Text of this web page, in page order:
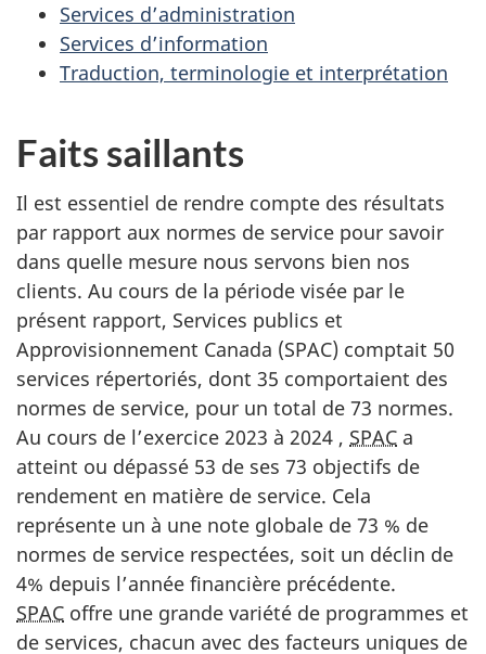
Services d’administration
Services d’information
Traduction, terminologie et interprétation
Faits saillants
Il est essentiel de rendre compte des résultats
par rapport aux normes de service pour savoir
dans quelle mesure nous servons bien nos
clients. Au cours de la période visée par le
présent rapport, Services publics et
Approvisionnement Canada (SPAC) comptait 50
services répertoriés, dont 35 comportaient des
normes de service, pour un total de 73 normes.
Au cours de l’exercice 2023 à 2024 , SPAC a
atteint ou dépassé 53 de ses 73 objectifs de
rendement en matière de service. Cela
représente un à une note globale de 73 % de
normes de service respectées, soit un déclin de
4% depuis l’année financière précédente.
SPAC offre une grande variété de programmes et
de services, chacun avec des facteurs uniques de